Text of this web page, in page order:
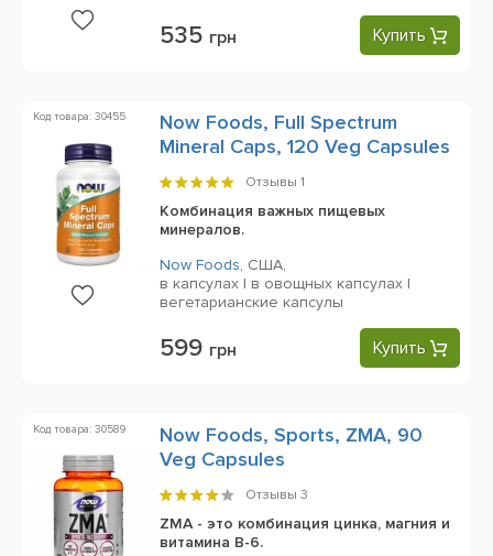
535 грн Купить
Код товара: 30455
Now Foods, Full Spectrum
Mineral Caps, 120 Veg Capsules
Отзывы 1
Комбинация важных пищевых
минералов.
Now Foods, США,
в капсулах | в овощных капсулах |
вегетарианские капсулы
599 грн Купить
Код товара: 30589
Now Foods, Sports, ZMA, 90
Veg Capsules
Отзывы 3
ZMA - это комбинация цинка, магния и
витамина B-6.